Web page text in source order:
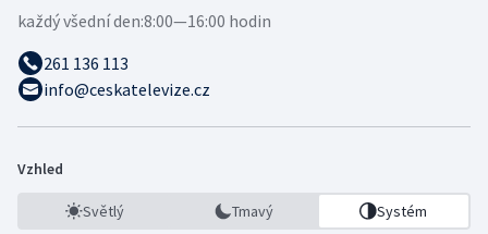
každý všední den:8:00—16:00 hodin
261 136 113
info@ceskatelevize.cz
Vzhled
Světlý Tmavý Systém